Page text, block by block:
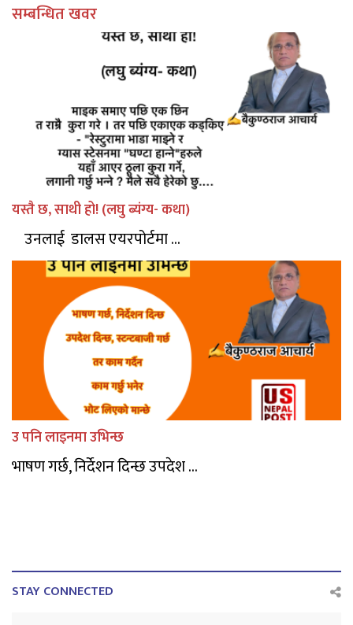
सम्बन्धित खवर
यस्तै छ, साथी हो! (लघु ब्यंग्य- कथा)
उनलाई डालस एयरपोर्टमा ...
उ पनि लाइनमा उभिन्छ
भाषण गर्छ, निर्देशन दिन्छ उपदेश ...
STAY CONNECTED